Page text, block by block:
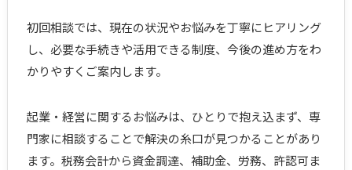
初回相談では、現在の状況やお悩みを丁寧にヒアリング
し、必要な手続きや活用できる制度、今後の進め方をわ
かりやすくご案内します。
起業・経営に関するお悩みは、ひとりで抱え込まず、専
門家に相談することで解決の糸口が見つかることがあり
ます。税務会計から資金調達、補助金、労務、許認可ま